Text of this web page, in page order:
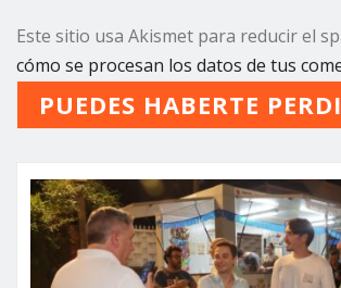
Este sitio usa Akismet para reducir el
cómo se procesan los datos de tus
PUEDES HABERTE